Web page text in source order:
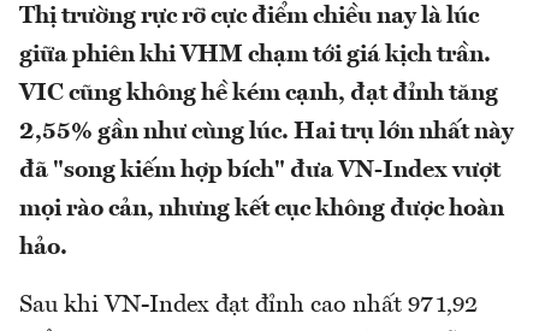
Thị trường rực rỡ cực điểm chiều nay là lúc
giữa phiên khi VHM chạm tới giá kịch trần.
VIC cũng không hề kém cạnh, đạt đỉnh tăng
2,55% gần như cùng lúc. Hai trụ lớn nhất này
đã "song kiếm hợp bích" đưa VN-Index vượt
mọi rào cản, nhưng kết cục không được hoàn
hảo.
Sau khi VN-Index đạt đỉnh cao nhất 971,92